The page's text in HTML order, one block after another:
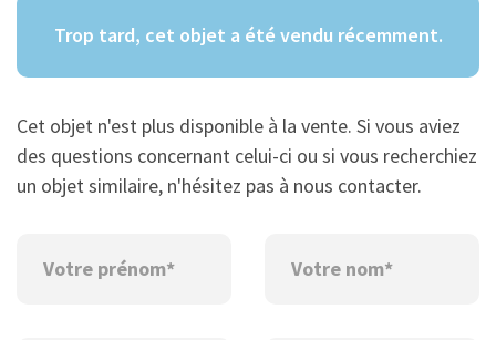
Trop tard, cet objet a été vendu récemment.
Cet objet n'est plus disponible à la vente. Si vous aviez
des questions concernant celui-ci ou si vous recherchiez
un objet similaire, n'hésitez pas à nous contacter.